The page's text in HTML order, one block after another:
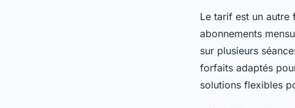
Le tarif est un autre
abonnements
sur plusieurs
forfaits adaptés
solutions flexibles